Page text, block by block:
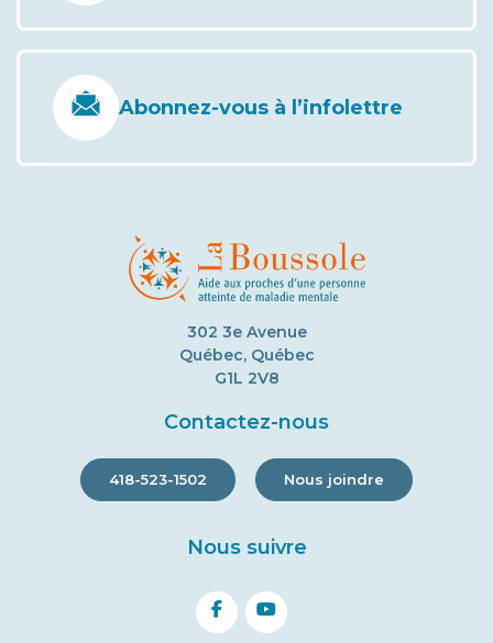
Abonnez-vous à l’infolettre
302 3e Avenue
Québec, Québec
G1L 2V8
Contactez-nous
418-523-1502 Nous joindre
Nous suivre
facebookyoutube